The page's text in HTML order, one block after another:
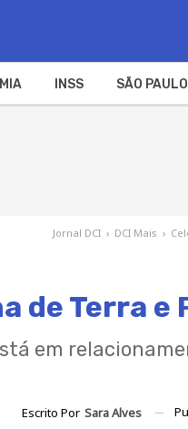
INSS SÃO PAULO
Jornal DCI › DCI Mais ›
de Terra e
em
Escrito Por Sara Alves